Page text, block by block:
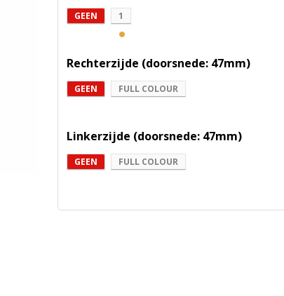
GEEN 1
Rechterzijde (doorsnede: 47mm)
GEEN FULL COLOUR
Linkerzijde (doorsnede: 47mm)
GEEN FULL COLOUR